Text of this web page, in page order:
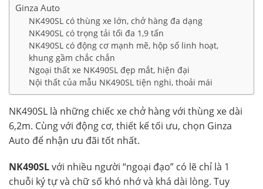
Ginza Auto
NK490SL có thùng xe lớn, chở hàng đa dạng
NK490SL có trọng tải tối đa 1,9 tấn
NK490SL có động cơ mạnh mẽ, hộp số linh hoạt,
khung gầm chắc chắn
Ngoại thất xe NK490SL đẹp mắt, hiện đại
Nội thất của mẫu NK490SL tiện nghi, thoải mái
NK490SL là những chiếc xe chở hàng với thùng xe dài
6,2m. Cùng với động cơ, thiết kế tối ưu, chọn Ginza
Auto để nhận ưu đãi tốt nhất.
NK490SLvới nhiều người “ngoại đạo” có lẽ chỉ là 1
chuỗi ký tự và chữ số khó nhớ và khá dài lòng. Tuy